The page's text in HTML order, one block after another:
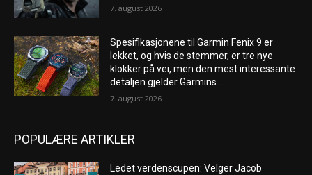
7. august 2026
Spesifikasjonene til Garmin Fenix ​​9 er
lekket, og hvis de stemmer, er tre nye
klokker på vei, men den mest interessante
detaljen gjelder Garmins...
7. august 2026
POPULÆRE ARTIKLER
Ledet verdenscupen: Velger Jacob